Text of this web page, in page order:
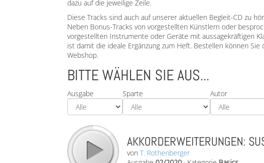
dazu auf die jeweilige Zeile.
Diese Tracks sind auch auf unserer aktuellen Begleit-CD zu
Neben Bonus-Tracks von vorgestellten Künstlern oder
vorgestellten Instrumente oder Geräte mit aussagekräftigen
ist damit die ideale Ergänzung zum Heft. Bestellen können
Webshop.
BITTE WÄHLEN SIE AUS...
Ausgabe Sparte Autor
AKKORDERWEITERUNGEN:
von T. Rothenberger